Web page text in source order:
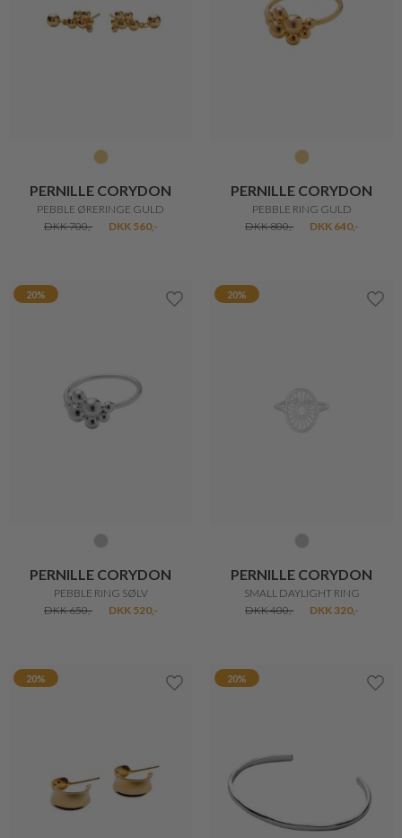
PERNILLE CORYDON
PEBBLE ØRERINGE GULD
DKK 700,-
DKK 560,-
PERNILLE CORYDON
PEBBLE RING GULD
DKK 800,-
DKK 640,-
20%
PERNILLE CORYDON
PEBBLE RING SØLV
DKK 650,-
DKK 520,-
20%
PERNILLE CORYDON
SMALL DAYLIGHT RING
DKK 400,-
DKK 320,-
20% 20%